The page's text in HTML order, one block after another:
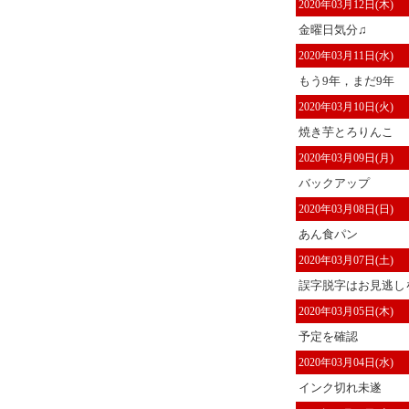
2020年03月12日(木)
金曜日気分♫
2020年03月11日(水)
もう9年，まだ9年
2020年03月10日(火)
焼き芋とろりんこ
2020年03月09日(月)
バックアップ
2020年03月08日(日)
あん食パン
2020年03月07日(土)
誤字脱字はお見逃し
2020年03月05日(木)
予定を確認
2020年03月04日(水)
インク切れ未遂